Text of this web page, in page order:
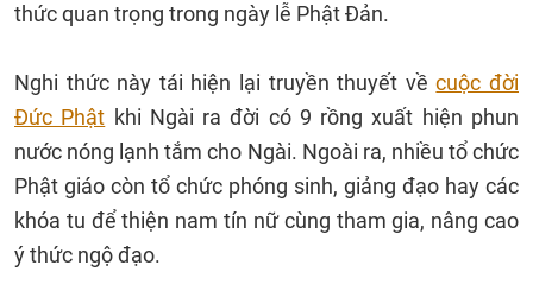
thức quan trọng trong ngày lễ Phật Đản.
Nghi thức này tái hiện lại truyền thuyết vềcuộc đời
Đức Phật khi Ngài ra đời có 9 rồng xuất hiện phun
nước nóng lạnh tắm cho Ngài. Ngoài ra, nhiều tổ chức
Phật giáo còn tổ chức phóng sinh, giảng đạo hay các
khóa tu để thiện nam tín nữ cùng tham gia, nâng cao
ý thức ngộ đạo.